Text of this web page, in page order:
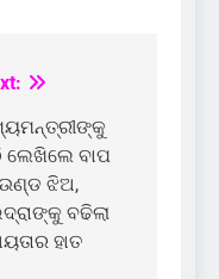
ଲେଖିଲେ ବାପ
ଝିଅ,
ବଢିଲା
ହାତ